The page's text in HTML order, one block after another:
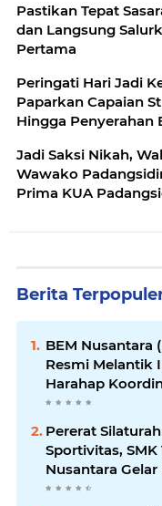
Pastikan Tepat
dan Langsung
Pertama
Peringati Hari Jadi
Paparkan Capaian
Hingga Penyerahan
Jadi Saksi Nikah,
Wawako
Prima KUA
Berita
BEM Nusantara
Resmi Melantik
Harahap
(Korbid)
Pererat
Sportivitas,
Nusantara Gelar
Persahabatan